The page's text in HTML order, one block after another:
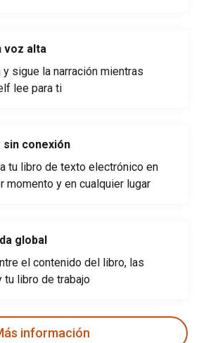
voz alta
y sigue la narración mientras
lee para ti
conexión
tu libro de texto electrónico en
momento y en cualquier lugar
global
el contenido del libro, las
tu libro de trabajo
información